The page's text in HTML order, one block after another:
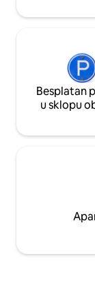
Besplatan
u sklopu